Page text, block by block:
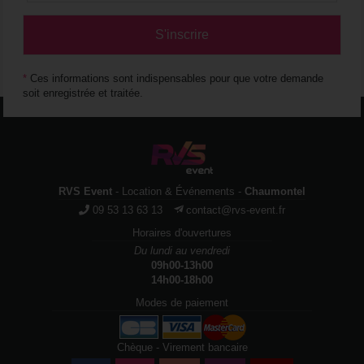
* Ces informations sont indispensables pour que votre demande
soit enregistrée et traitée.
RVS Event - Location & Événements - Chaumontel
09 53 13 63 13
contact@rvs-event.fr
Horaires d'ouvertures
Du lundi au vendredi
09h00-13h00
14h00-18h00
Modes de paiement
Chèque - Virement bancaire